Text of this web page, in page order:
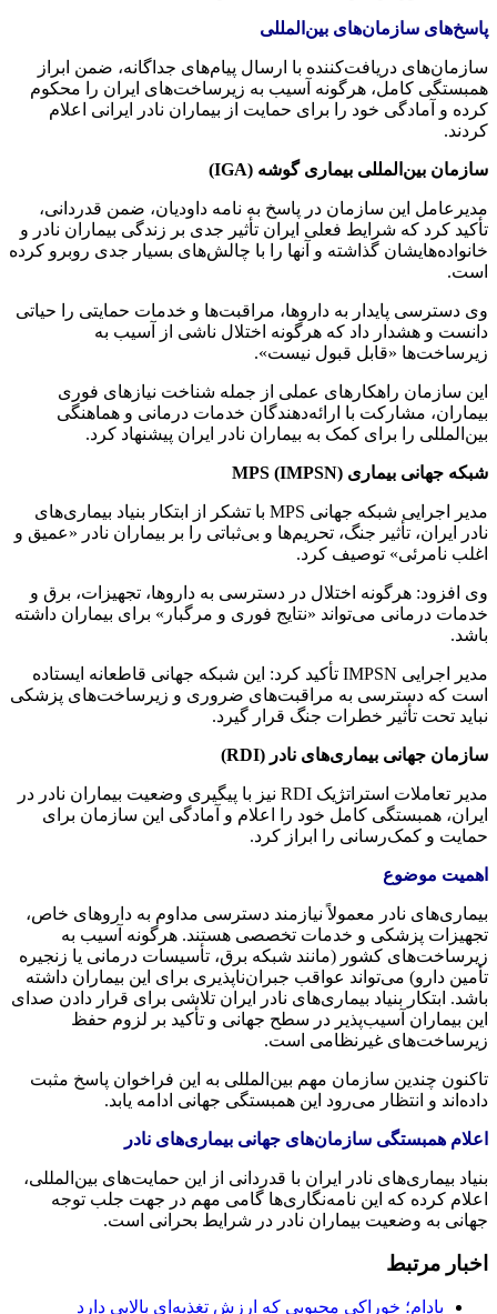
پاسخ‌های سازمان‌های بین‌المللی
سازمان‌های دریافت‌کننده با ارسال پیام‌های جداگانه، ضمن ابراز
همبستگی کامل، هرگونه آسیب به زیرساخت‌های ایران را محکوم
کرده و آمادگی خود را برای حمایت از بیماران نادر ایرانی اعلام
کردند.
سازمان بین‌المللی بیماری گوشه (IGA)
مدیرعامل این سازمان در پاسخ به نامه داودیان، ضمن قدردانی،
تأکید کرد که شرایط فعلی ایران تأثیر جدی بر زندگی بیماران نادر و
خانواده‌هایشان گذاشته و آنها را با چالش‌های بسیار جدی روبرو کرده
است.
وی دسترسی پایدار به داروها، مراقبت‌ها و خدمات حمایتی را حیاتی
دانست و هشدار داد که هرگونه اختلال ناشی از آسیب به
زیرساخت‌ها «قابل قبول نیست».
این سازمان راهکارهای عملی از جمله شناخت نیازهای فوری
بیماران، مشارکت با ارائه‌دهندگان خدمات درمانی و هماهنگی
بین‌المللی را برای کمک به بیماران نادر ایران پیشنهاد کرد.
شبکه جهانی بیماری MPS (IMPSN)
مدیر اجرایی شبکه جهانی MPS با تشکر از ابتکار بنیاد بیماری‌های
نادر ایران، تأثیر جنگ، تحریم‌ها و بی‌ثباتی را بر بیماران نادر «عمیق و
اغلب نامرئی» توصیف کرد.
وی افزود: هرگونه اختلال در دسترسی به داروها، تجهیزات، برق و
خدمات درمانی می‌تواند «نتایج فوری و مرگبار» برای بیماران داشته
باشد.
مدیر اجرایی IMPSN تأکید کرد: این شبکه جهانی قاطعانه ایستاده
است که دسترسی به مراقبت‌های ضروری و زیرساخت‌های پزشکی
نباید تحت تأثیر خطرات جنگ قرار گیرد.
سازمان جهانی بیماری‌های نادر (RDI)
مدیر تعاملات استراتژیک RDI نیز با پیگیری وضعیت بیماران نادر در
ایران، همبستگی کامل خود را اعلام و آمادگی این سازمان برای
حمایت و کمک‌رسانی را ابراز کرد.
اهمیت موضوع
بیماری‌های نادر معمولاً نیازمند دسترسی مداوم به داروهای خاص،
تجهیزات پزشکی و خدمات تخصصی هستند. هرگونه آسیب به
زیرساخت‌های کشور (مانند شبکه برق، تأسیسات درمانی یا زنجیره
تأمین دارو) می‌تواند عواقب جبران‌ناپذیری برای این بیماران داشته
باشد. ابتکار بنیاد بیماری‌های نادر ایران تلاشی برای قرار دادن صدای
این بیماران آسیب‌پذیر در سطح جهانی و تأکید بر لزوم حفظ
زیرساخت‌های غیرنظامی است.
تاکنون چندین سازمان مهم بین‌المللی به این فراخوان پاسخ مثبت
داده‌اند و انتظار می‌رود این همبستگی جهانی ادامه یابد.
اعلام همبستگی سازمان‌های جهانی بیماری‌های نادر
بنیاد بیماری‌های نادر ایران با قدردانی از این حمایت‌های بین‌المللی،
اعلام کرده که این نامه‌نگاری‌ها گامی مهم در جهت جلب توجه
جهانی به وضعیت بیماران نادر در شرایط بحرانی است.
اخبار مرتبط
بادام؛ خوراکی محبوبی که ارزش تغذیه‌ای بالایی دارد